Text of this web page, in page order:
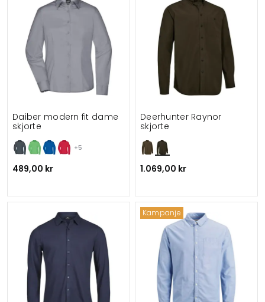
+5
Daiber modern fit dame
skjorte
489,00 kr
Deerhunter Raynor
skjorte
1.069,00 kr
Kampanje